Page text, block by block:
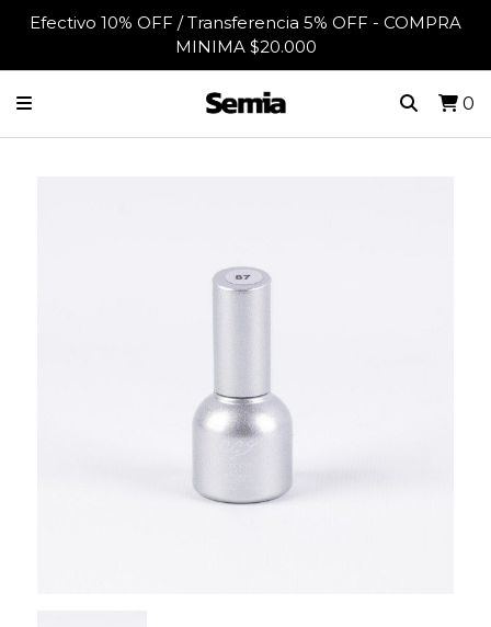
Efectivo 10% OFF / Transferencia 5% OFF - COMPRA
MINIMA $20.000
0